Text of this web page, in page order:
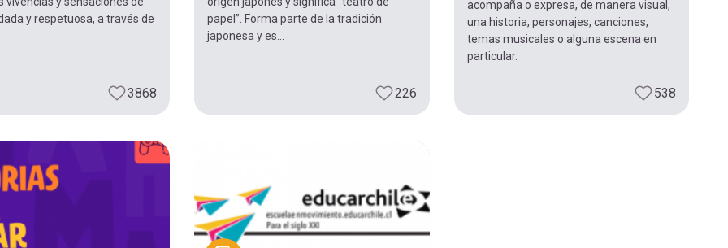
y respetuosa, a través de
3868
papel”. Forma parte de la tradición
japonesa y es...
226
acompaña o expresa, de manera visual,
una historia, personajes, canciones,
temas musicales o alguna escena en
particular.
538